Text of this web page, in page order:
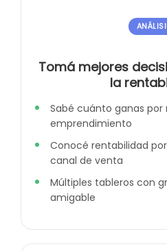
Tomá mejores
la
Sabé cuánto ganas
emprendimiento
Conocé rentabilidad
canal de venta
Múltiples tableros con
amigable